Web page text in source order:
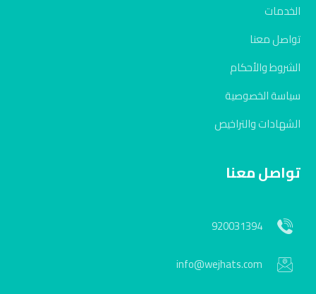
الخدمات
تواصل معنا
الشروط والأحكام
سياسة الخصوصية
الشهادات والتراخيص
تواصل معنا
920031394
info@wejhats.com